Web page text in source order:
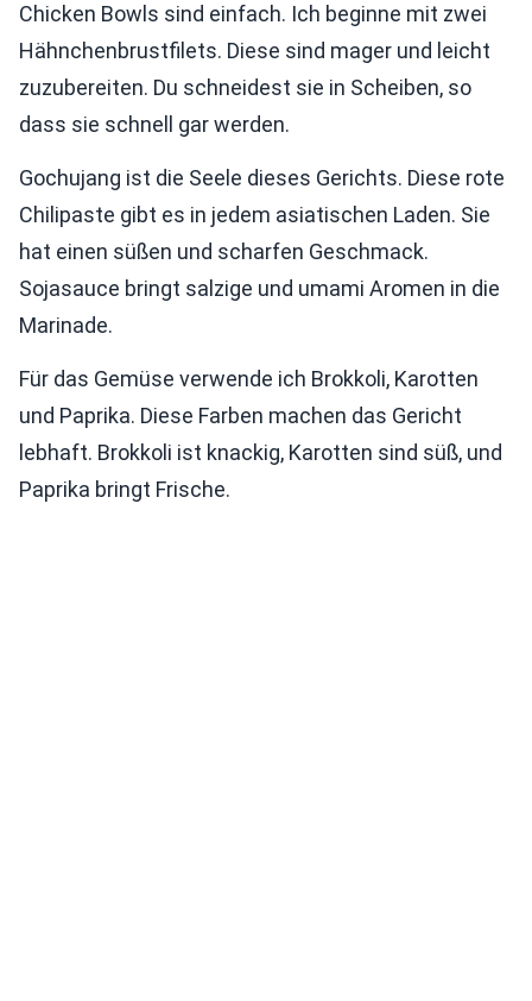
Chicken Bowls sind einfach. Ich beginne mit zwei
Hähnchenbrustfilets. Diese sind mager und leicht
zuzubereiten. Du schneidest sie in Scheiben, so
dass sie schnell gar werden.
Gochujang ist die Seele dieses Gerichts. Diese rote
Chilipaste gibt es in jedem asiatischen Laden. Sie
hat einen süßen und scharfen Geschmack.
Sojasauce bringt salzige und umami Aromen in die
Marinade.
Für das Gemüse verwende ich Brokkoli, Karotten
und Paprika. Diese Farben machen das Gericht
lebhaft. Brokkoli ist knackig, Karotten sind süß, und
Paprika bringt Frische.